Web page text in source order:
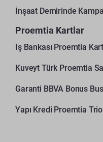
İnşaat Demirinde
Proemtia Kartlar
İş Bankası Proemtia Kart
Kuveyt Türk Proemtia
Garanti BBVA Bonus
Yapı Kredi Proemtia